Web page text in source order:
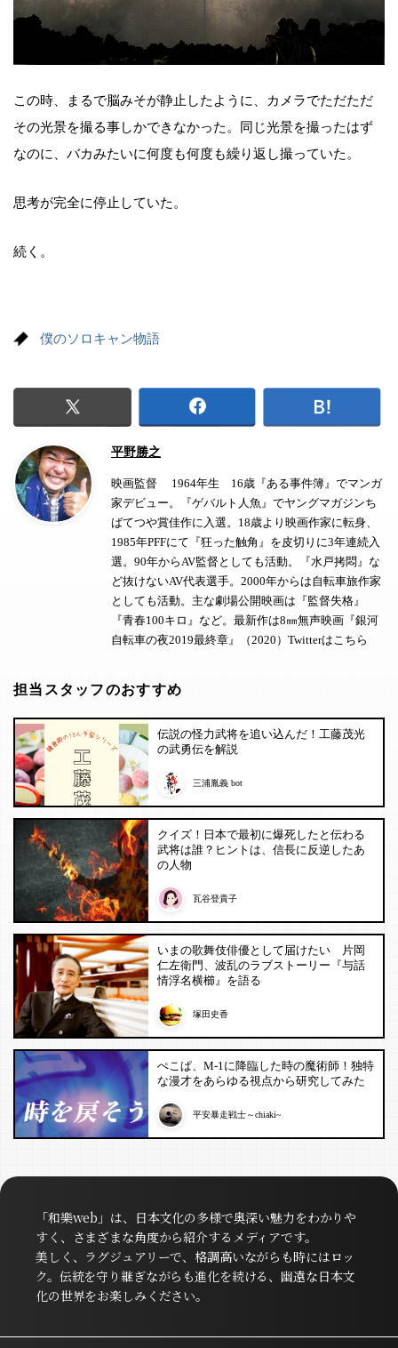
この時、まるで脳みそが静止したように、カメラでただただ
その光景を撮る事しかできなかった。同じ光景を撮ったはず
なのに、バカみたいに何度も何度も繰り返し撮っていた。
思考が完全に停止していた。
続く。
僕のソロキャン物語
平野勝之
映画監督 1964年生 16歳『ある事件簿』でマンガ
家デビュー。『ゲバルト人魚』でヤングマガジンち
ばてつや賞佳作に入選。18歳より映画作家に転身、
1985年PFFにて『狂った触角』を皮切りに3年連続入
選。90年からAV監督としても活動。『水戸拷悶』な
ど抜けないAV代表選手。2000年からは自転車旅作家
としても活動。主な劇場公開映画は『監督失格』
『青春100キロ』など。最新作は8㎜無声映画『銀河
自転車の夜2019最終章』（2020） Twitterはこちら
担当スタッフのおすすめ
伝説の怪力武将を追い込んだ！工藤茂光
の武勇伝を解説
三浦胤義 bot
クイズ！日本で最初に爆死したと伝わる
武将は誰？ヒントは、信長に反逆したあ
の人物
瓦谷登貴子
いまの歌舞伎俳優として届けたい 片岡
仁左衛門、波乱のラブストーリー『与話
情浮名横櫛』を語る
塚田史香
ぺこぱ、M-1に降臨した時の魔術師！独特
な漫才をあらゆる視点から研究してみた
平安暴走戦士～chiaki~
「和樂web」は、日本文化の多様で奥深い魅力をわかりや
すく、さまざまな角度から紹介するメディアです。
美しく、ラグジュアリーで、格調高いながらも時にはロッ
ク。伝統を守り継ぎながらも進化を続ける、幽遠な日本文
化の世界をお楽しみください。